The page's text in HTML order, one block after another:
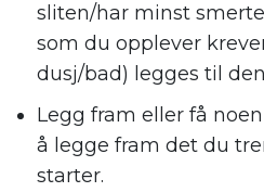
sliten/har minst
som du opplever
dusj/bad) legges til
Legg fram eller få
å legge fram det du
starter.